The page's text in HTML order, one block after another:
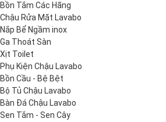
Bồn Tắm Các Hãng
Chậu Rửa Mặt Lavabo
Nắp Bể Ngầm inox
Ga Thoát Sàn
Xịt Toilet
Phụ Kiện Chậu Lavabo
Bồn Cầu - Bệ Bệt
Bộ Tủ Chậu Lavabo
Bàn Đá Chậu Lavabo
Sen Tắm - Sen Cây